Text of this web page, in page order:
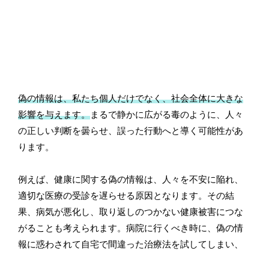
偽の情報は、私たち個人だけでなく、社会全体に大きな
影響を与えます。まるで静かに広がる毒のように、人々
の正しい判断を曇らせ、誤った行動へと導く可能性があ
ります。
例えば、健康に関する偽の情報は、人々を不安に陥れ、
適切な医療の受診を遅らせる原因となります。その結
果、病気が悪化し、取り返しのつかない健康被害につな
がることも考えられます。病院に行くべき時に、偽の情
報に惑わされて自宅で間違った治療法を試してしまい、